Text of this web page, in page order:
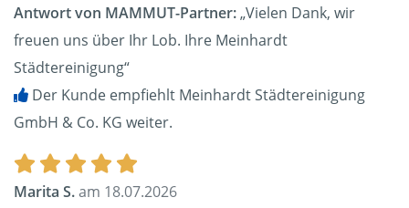
Antwort von MAMMUT-Partner:„Vielen Dank, wir
freuen uns über Ihr Lob. Ihre Meinhardt
Städtereinigung“
Der Kunde empfiehlt Meinhardt Städtereinigung
GmbH & Co. KG weiter.
Marita S.am 18.07.2026